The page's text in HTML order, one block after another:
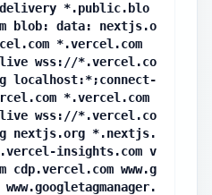
*.public.blo
blob: data: nextjs.o
*.vercel.com
wss://*.vercel.co
localhost:*;connect-
*.vercel.com
wss://*.vercel.co
nextjs.org *.nextjs.
insights.com v
www.g